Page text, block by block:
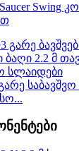
Swing